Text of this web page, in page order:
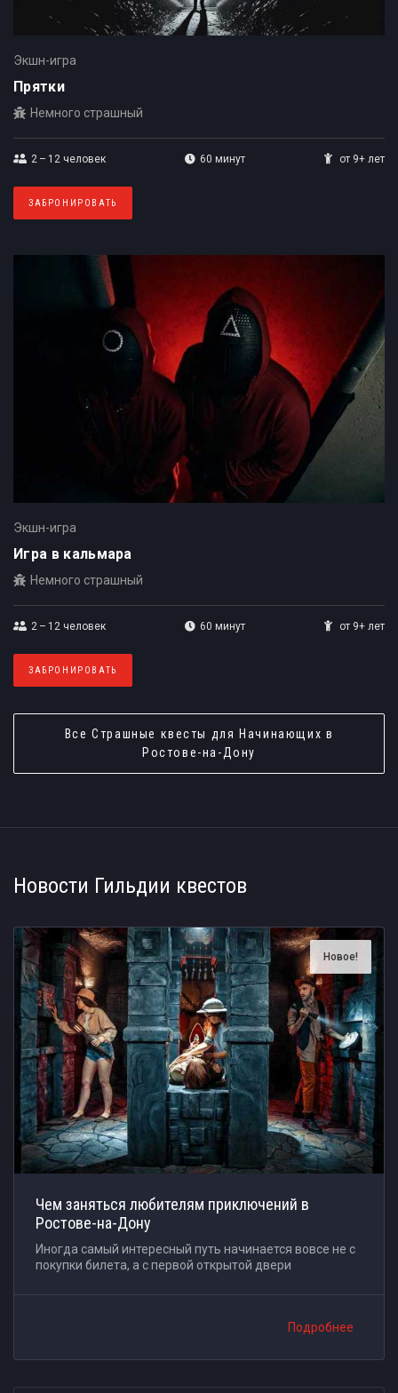
Экшн-игра
Прятки
Немного страшный
2 – 12 человек 60 минут от 9+ лет
ЗАБРОНИРОВАТЬ
Экшн-игра
Игра в кальмара
Немного страшный
2 – 12 человек 60 минут от 9+ лет
ЗАБРОНИРОВАТЬ
Все Страшные квесты для Начинающих в
Ростове-на-Дону
Новости Гильдии квестов
Новое!
Чем заняться любителям приключений в
Ростове-на-Дону
Иногда самый интересный путь начинается вовсе не с
покупки билета, а с первой открытой двери
Подробнее